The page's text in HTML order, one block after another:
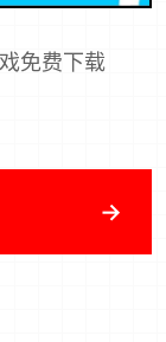
免费下载
→